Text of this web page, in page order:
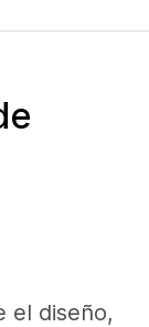
el diseño,